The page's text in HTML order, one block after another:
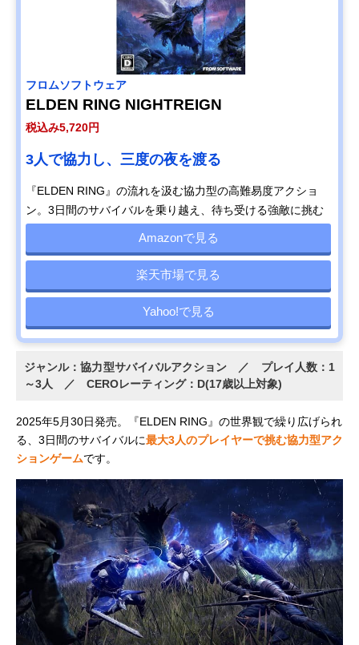
フロムソフトウェア
ELDEN RING NIGHTREIGN
税込み5,720円
3人で協力し、三度の夜を渡る
『ELDEN RING』の流れを汲む協力型の高難易度アクショ
ン。3日間のサバイバルを乗り越え、待ち受ける強敵に挑む
Amazonで見る
楽天市場で見る
Yahoo!で見る
ジャンル：協力型サバイバルアクション ／ プレイ人数：1
～3人 ／ CEROレーティング：D(17歳以上対象)
2025年5月30日発売。『ELDEN RING』の世界観で繰り広げられ
る、3日間のサバイバルに最大3人のプレイヤーで挑む協力型アク
ションゲームです。